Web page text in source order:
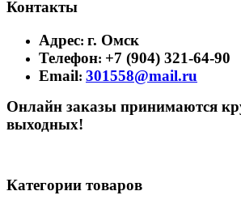
Контакты
Адрес: г. Омск
Телефон: +7 (904) 321-64-90
Email: 301558@mail.ru
Онлайн заказы принимаются
выходных!
Категории товаров